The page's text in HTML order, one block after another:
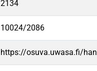
2134
10024/2086
https://osuva.uwasa.fi/